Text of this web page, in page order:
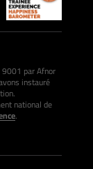
par Afnor
instauré
national de
.